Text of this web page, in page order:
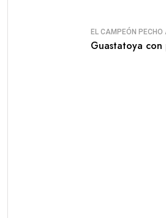
EL CAMPEÓN PECHO
Guastatoya con